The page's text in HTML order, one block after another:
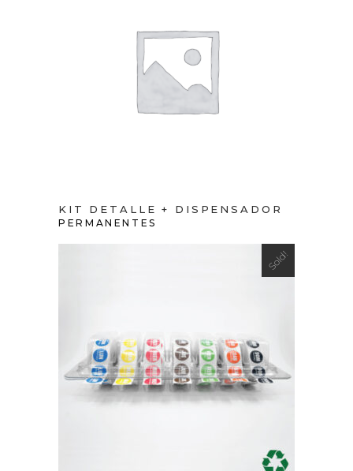
VIEW PRODUCT
KIT DETALLE + DISPENSADOR
PERMANENTES
Sold!
VIEW PRODUCT